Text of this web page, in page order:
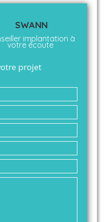
SWANN
implantation à
votre écoute
projet